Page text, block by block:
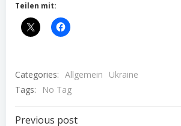
Teilen mit:
Categories: Allgemein
Ukraine
Tags:
No Tag
Previous post